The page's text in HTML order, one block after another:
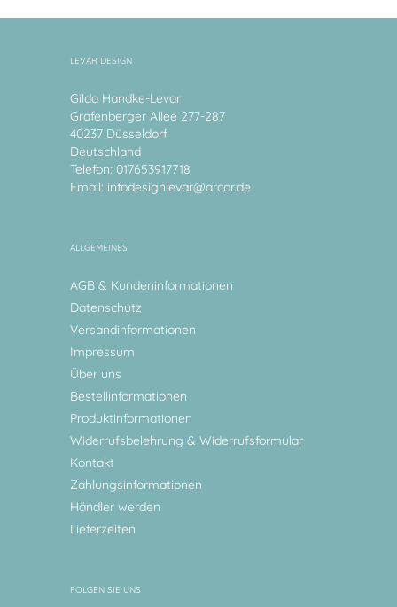
LEVAR DESIGN
Gilda Handke-Levar
Grafenberger Allee 277-287
40237 Düsseldorf
Deutschland
Telefon: 017653917718
Email: infodesignlevar@arcor.de
ALLGEMEINES
AGB & Kundeninformationen
Datenschutz
Versandinformationen
Impressum
Über uns
Bestellinformationen
Produktinformationen
Widerrufsbelehrung & Widerrufsformular
Kontakt
Zahlungsinformationen
Händler werden
Lieferzeiten
FOLGEN SIE UNS